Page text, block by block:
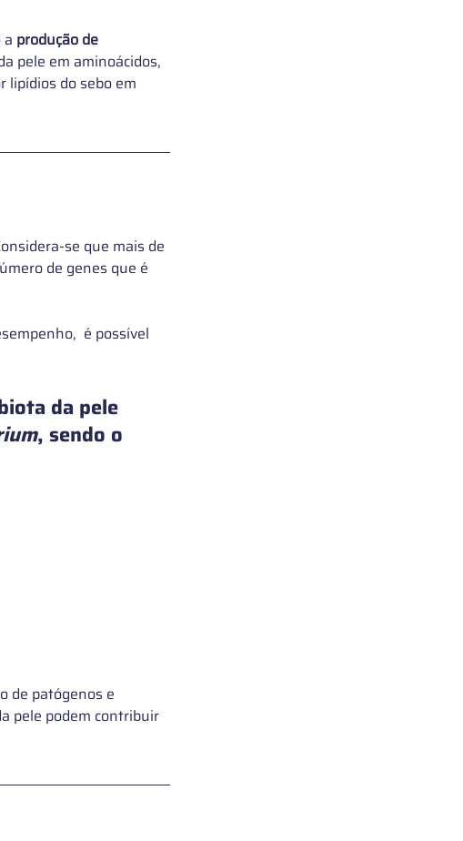
produção de
pele em aminoácidos,
lipídios do sebo em
se que mais de
de genes que é
é possível
da pele
, sendo o
de patógenos e
pele podem contribuir